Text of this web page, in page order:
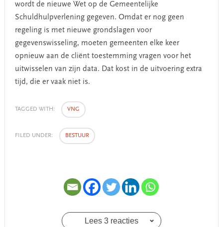
wordt de nieuwe Wet op de Gemeentelijke
Schuldhulpverlening gegeven. Omdat er nog geen
regeling is met nieuwe grondslagen voor
gegevenswisseling, moeten gemeenten elke keer
opnieuw aan de cliënt toestemming vragen voor het
uitwisselen van zijn data. Dat kost in de uitvoering extra
tijd, die er vaak niet is.
TAGGED WITH: VNG
FILED UNDER: BESTUUR
Lees 3 reacties